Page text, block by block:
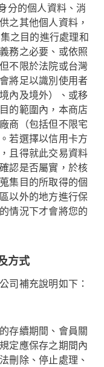
分的個人資料、消
之其他個人資料，
之目的進行處理和
務之必要、或依照
不限於法院或台灣
將足以識別使用者
內及境外）、或移
的範圍內，本商店
商（包括但不限宅
若選擇以信用卡方
且得就此交易資料
認是否屬實，於核
集目的所取得的個
以外的地方進行保
情況下才會將您的
方式
司補充說明如下：
存續期間、會員關
定應保存之期間內
刪除、停止處理、